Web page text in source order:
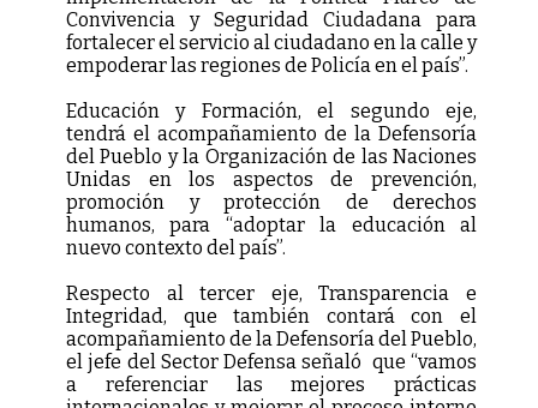
Convivencia y Seguridad Ciudadana para
fortalecer el servicio al ciudadano en la calle y
empoderar las regiones de Policía en el país”.
Educación y Formación, el segundo eje,
tendrá el acompañamiento de la Defensoría
del Pueblo y la Organización de las Naciones
Unidas en los aspectos de prevención,
promoción y protección de derechos
humanos, para “adoptar la educación al
nuevo contexto del país”.
Respecto al tercer eje, Transparencia e
Integridad, que también contará con el
acompañamiento de la Defensoría del Pueblo,
el jefe del Sector Defensa señaló que “vamos
a referenciar las mejores prácticas